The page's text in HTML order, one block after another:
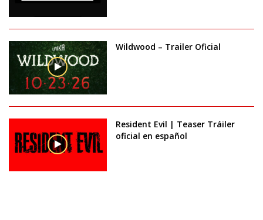
Wildwood – Trailer Oficial
Resident Evil | Teaser Tráiler
oficial en español